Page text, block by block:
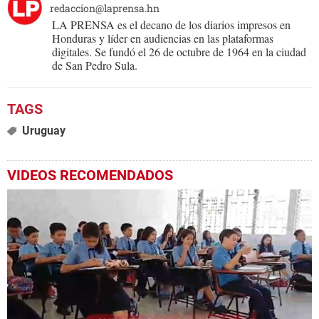
redaccion@laprensa.hn
LA PRENSA es el decano de los diarios impresos en
Honduras y líder en audiencias en las plataformas
digitales. Se fundó el 26 de octubre de 1964 en la ciudad
de San Pedro Sula.
Uruguay
VIDEOS RECOMENDADOS